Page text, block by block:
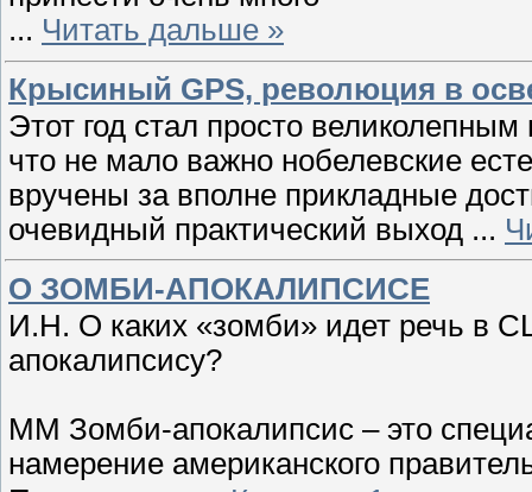
... Читать дальше »
Крысиный GPS, революция в
Этот год стал просто
что не мало важно нобелевские
вручены за вполне прикладные
очевидный практический выход ...
О ЗОМБИ-АПОКАЛИПСИСЕ
И.Н. О каких «зомби» идет речь в
апокалипсису?
ММ Зомби-апокалипсис – это
намерение американского